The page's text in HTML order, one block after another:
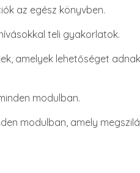
az egész könyvben.
teli gyakorlatok.
amelyek lehetőséget
modulban.
modulban, amely